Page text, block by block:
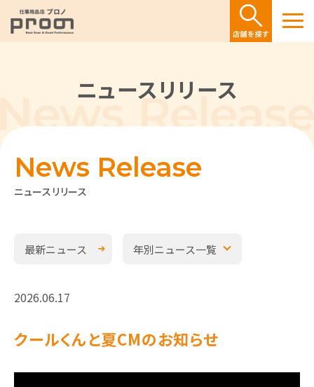
ニュースリリース
ニュースリリース
News Release
最新ニュース 年別ニュース一覧
2026.06.17
クールくんと夏CMのお知らせ